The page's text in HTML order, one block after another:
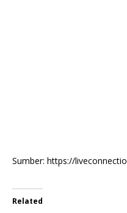
Sumber: https://
Related